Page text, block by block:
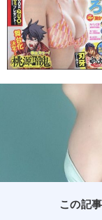
この記